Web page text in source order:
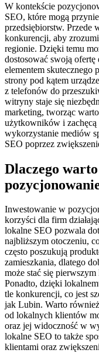
W kontekście
SEO, które mogą
przedsiębiorstw. Przede
konkurencji, aby
regionie. Dzięki temu
dostosować swoją
elementem skutecznego
strony pod kątem
z telefonów do
witryny staje się
marketing, tworząc
użytkowników i
wykorzystanie mediów
SEO poprzez
Dlaczego
Inwestowanie w
korzyści dla firm
lokalne SEO pozwala
najbliższym otoczeniu,
często poszukują
zamieszkania, dlatego
może stać się
Ponadto, dzięki
tle konkurencji, co jest
jak Lubin. Warto
od lokalnych klientów
oraz jej widoczność w
lokalne SEO to także
klientami oraz